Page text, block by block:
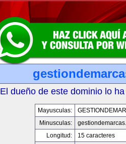
El dueño de este dominio lo
Mayusculas:
Minusculas:
Longitud:
15 caracteres